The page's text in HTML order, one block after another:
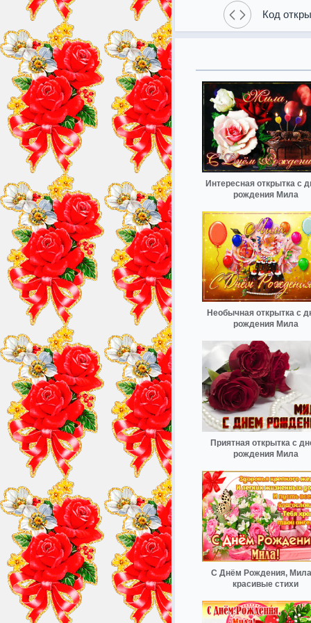
Код
Интересная открытка с
рождения Мила
Необычная открытка с
рождения Мила
Приятная открытка с
рождения Мила
С Днём Рождения,
красивые стихи